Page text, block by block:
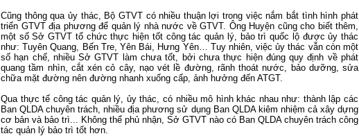
Cũng thông qua ủy thác, Bộ GTVT có nhiều thuận lợi trong việc nắm bắt tình hình phát
triển GTVT địa phương để quản lý nhà nước về GTVT. Ông Huyện cũng cho biết thêm,
một số Sở GTVT tổ chức thực hiện tốt công tác quản lý, bảo trì quốc lộ được ủy thác
như: Tuyên Quang, Bến Tre, Yên Bái, Hưng Yên… Tuy nhiên, việc ủy thác vẫn còn một
số hạn chế, nhiều Sở GTVT làm chưa tốt, bởi chưa thực hiện đúng quy định về phát
quang tầm nhìn, cắt xén cỏ cây, nạo vét lề đường, rãnh thoát nước, bảo dưỡng, sửa
chữa mặt đường nên đường nhanh xuống cấp, ảnh hưởng đến ATGT.
Qua thực tế công tác quản lý, ủy thác, có nhiều mô hình khác nhau như: thành lập các
Ban QLDA chuyên trách, nhiều địa phương sử dụng Ban QLDA kiêm nhiệm cả xây dựng
cơ bản và bảo trì... Không thể phủ nhận, Sở GTVT nào có Ban QLDA chuyên trách công
tác quản lý bảo trì tốt hơn.